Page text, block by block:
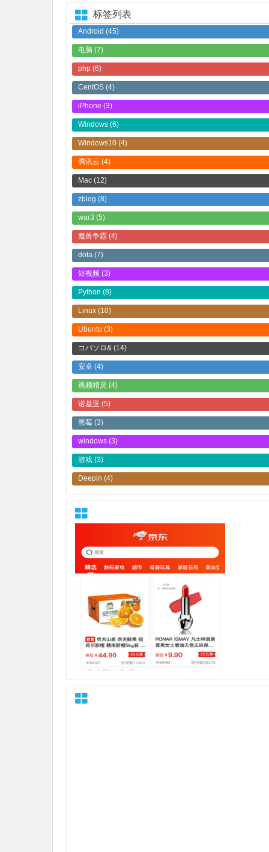
标签列表
Android (45)
电脑 (7)
php (6)
CentOS (4)
iPhone (3)
Windows (6)
Windows10 (4)
腾讯云 (4)
Mac (12)
zblog (8)
war3 (5)
魔兽争霸 (4)
dota (7)
短视频 (3)
Python (8)
Linux (10)
Ubuntu (3)
コバソロ& (14)
安卓 (4)
视频精灵 (4)
诺基亚 (5)
黑莓 (3)
windows (3)
游戏 (3)
Deepin (4)